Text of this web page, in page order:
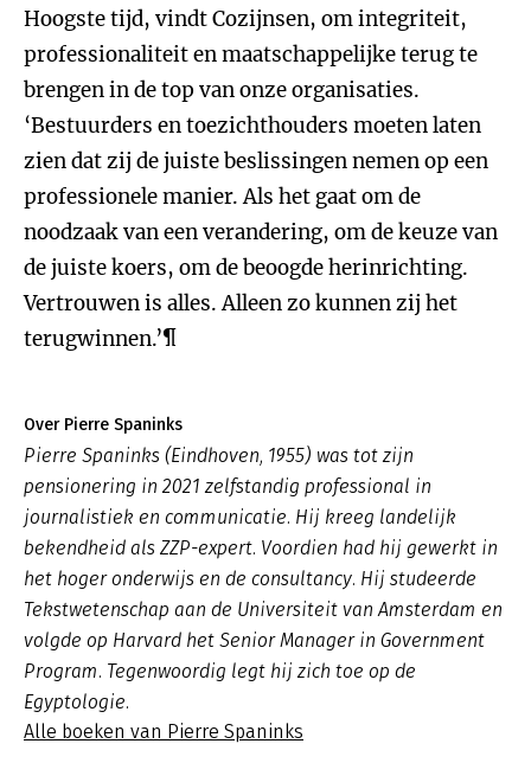
Hoogste tijd, vindt Cozijnsen, om integriteit,
professionaliteit en maatschappelijke terug te
brengen in de top van onze organisaties.
‘Bestuurders en toezichthouders moeten laten
zien dat zij de juiste beslissingen nemen op een
professionele manier. Als het gaat om de
noodzaak van een verandering, om de keuze van
de juiste koers, om de beoogde herinrichting.
Vertrouwen is alles. Alleen zo kunnen zij het
terugwinnen.’¶
Over Pierre Spaninks
Pierre Spaninks (Eindhoven, 1955) was tot zijn
pensionering in 2021 zelfstandig professional in
journalistiek en communicatie. Hij kreeg landelijk
bekendheid als ZZP-expert. Voordien had hij gewerkt in
het hoger onderwijs en de consultancy. Hij studeerde
Tekstwetenschap aan de Universiteit van Amsterdam en
volgde op Harvard het Senior Manager in Government
Program. Tegenwoordig legt hij zich toe op de
Egyptologie.
Alle boeken van Pierre Spaninks